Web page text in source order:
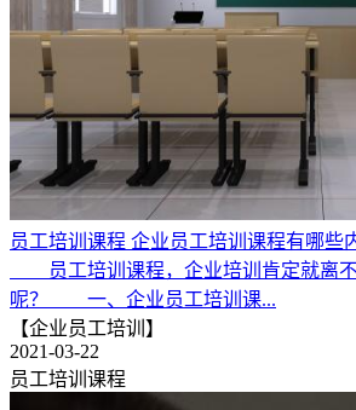
员工培训课程 企业员工培训课程有哪些
员工培训课程，企业培训肯定就离不
呢？ 一、企业员工培训课...
【企业员工培训】
2021-03-22
员工培训课程